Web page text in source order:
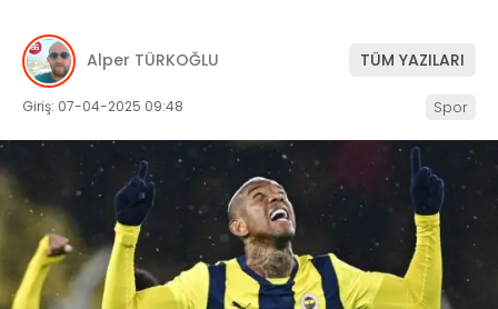
Alper TÜRKOĞLU TÜM YAZILARI
Giriş: 07-04-2025 09:48 Spor